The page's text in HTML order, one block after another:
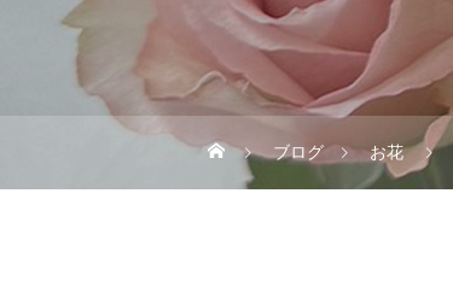
ブログ お花